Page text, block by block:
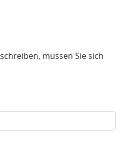
müssen Sie sich